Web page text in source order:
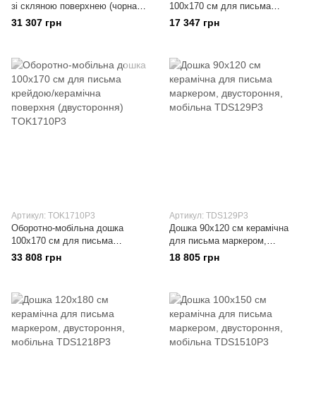
зі скляною поверхнею (чорна/
біла), НЕ магнітна, мобільна
31 307 грн
100x170 см для письма
крейдою/лакована поверхня
(двустороння)
17 347 грн
Артикул: TOK1710P3
Оборотно-мобільна дошка
100x170 см для письма
крейдою/керамічна поверхня
(двустороння)
33 808 грн
Артикул: TDS129P3
Дошка 90x120 см керамічна
для письма маркером,
двустороння, мобільна
18 805 грн